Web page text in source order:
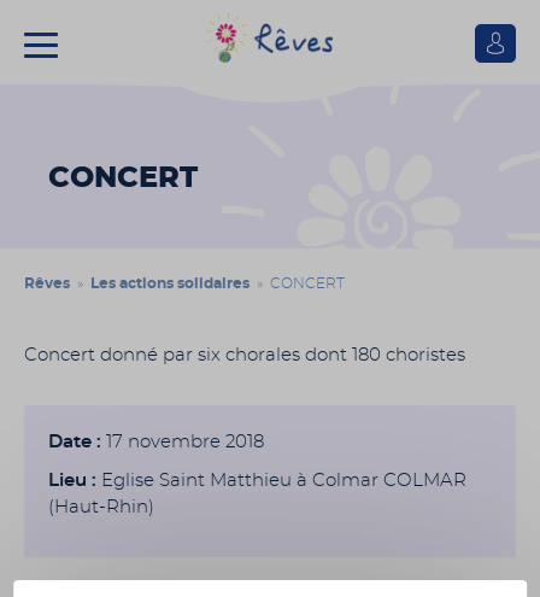
Se
CONCERT
Rêves » Les actions solidaires » CONCERT
Concert donné par six chorales dont 180 choristes
Date : 17 novembre 2018
Lieu : Eglise Saint Matthieu à Colmar COLMAR
(Haut-Rhin)